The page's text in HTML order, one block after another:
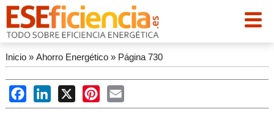
Inicio» Ahorro Energético» Página 730
FacebookLinkedIn
X PinterestEmail